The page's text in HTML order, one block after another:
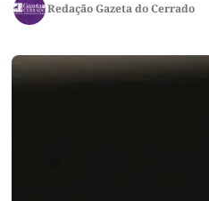
Redação Gazeta do Cerrado